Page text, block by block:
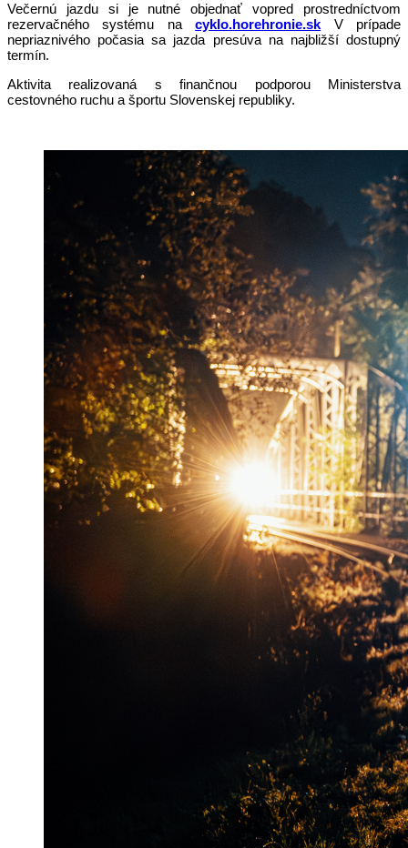
Večernú jazdu si je nutné objednať vopred prostredníctvom
rezervačného systému nacyklo.horehronie.sk V prípade
nepriaznivého počasia sa jazda presúva na najbližší dostupný
termín.
Aktivita realizovaná s finančnou podporou Ministerstva
cestovného ruchu a športu Slovenskej republiky.